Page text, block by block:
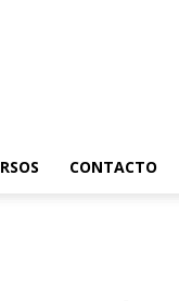
CONTACTO